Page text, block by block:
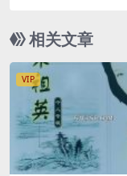
相关文章
VIP